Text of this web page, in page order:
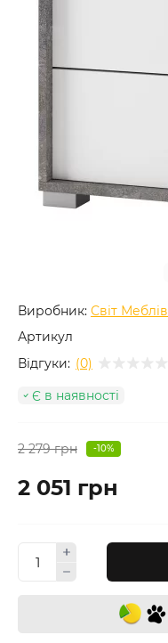
Виробник: Світ Меблів
Артикул
Відгуки: (0)
Є в наявності
2 279 грн -10%
2 051 грн